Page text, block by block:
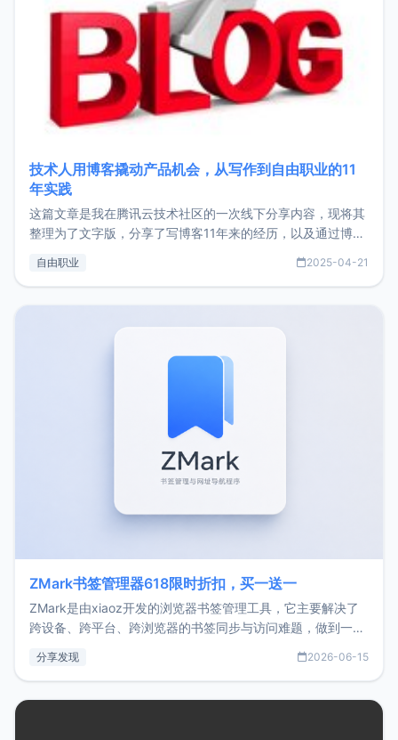
技术人用博客撬动产品机会，从写作到自由职业的11
年实践
这篇文章是我在腾讯云技术社区的一次线下分享内容，现将其
整理为了文字版，分享了写博客11年来的经历，以及通过博客
了我的首个产品ImgURL的真实数据和产品现状。自我介绍大
自由职业 2025-04-21
ZMark书签管理器618限时折扣，买一送一
ZMark是由xiaoz开发的浏览器书签管理工具，它主要解决了
跨设备、跨平台、跨浏览器的书签同步与访问难题，做到一处
用，让管理更高效。ZMark官网地址：
分享发现 2026-06-15